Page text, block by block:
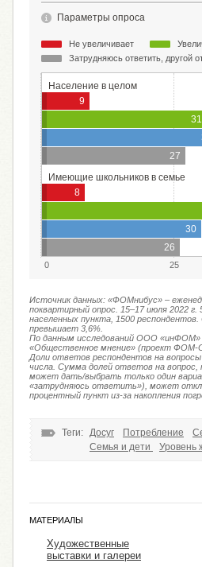
Параметры опроса
Не увеличивает
Затрудняюсь ответить, другой
Население в целом
9
31
27
Имеющие школьников в семье
8
30
26
0 25
Источник данных: «ФОМнибус» –
поквартирный опрос. 15–17 июля 2022
населенных пункта, 1500
превышает 3,6%.
По данным исследований ООО «инФОМ»
«Общественное мнение» (проект ФОМ-
Доли ответов респондентов на
числа. Сумма долей ответов на вопрос,
может дать/выбрать только один
«затрудняюсь ответить»), может
процентный пункт из-за накопления
Теги: Досуг Потребление
Семья и дети
Уровень
МАТЕРИАЛЫ
Художественные
выставки и галереи